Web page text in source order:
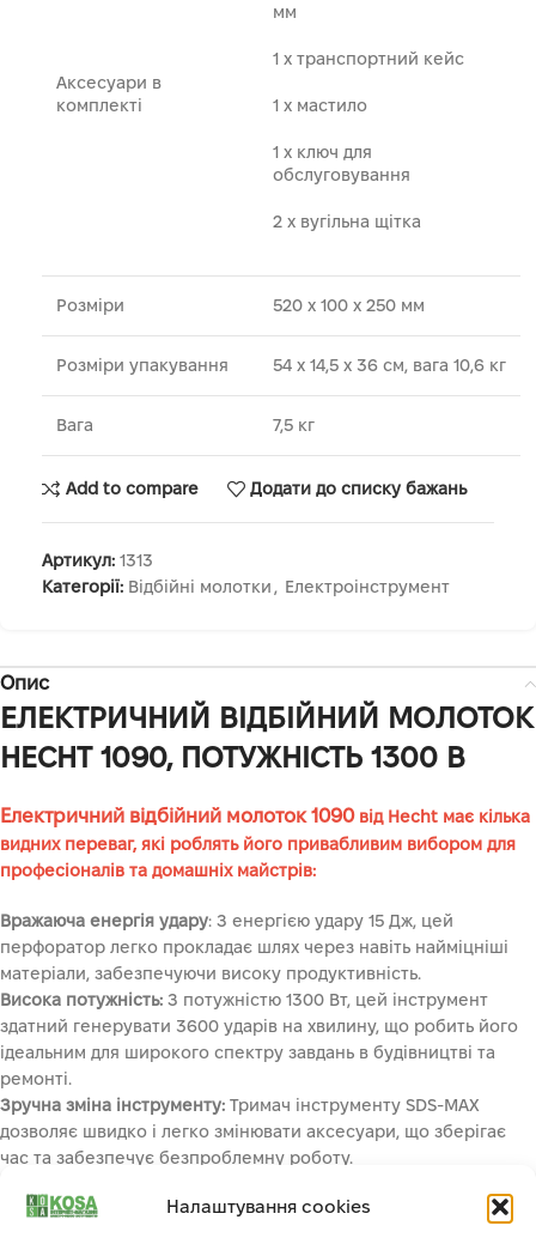
Налаштування cookies
Аксесуари в
комплекті
мм
1 х транспортний кейс
1 x мастило
1 x ключ для
обслуговування
2 x вугільна щітка
Розміри 520 х 100 х 250 мм
Розміри упакування 54 x 14,5 x 36 см, вага 10,6 кг
Вага 7,5 кг
Add to compare Додати до списку бажань
Артикул: 1313
Категорії: Відбійні молотки , Електроінструмент
Опис
ЕЛЕКТРИЧНИЙ ВІДБІЙНИЙ МОЛОТОК
HECHT 1090, ПОТУЖНІСТЬ 1300 В
Електричний відбійний молоток 1090від Hecht має кілька
видних переваг, які роблять його привабливим вибором для
професіоналів та домашніх майстрів:
Вражаюча енергія удару: З енергією удару 15 Дж, цей
перфоратор легко прокладає шлях через навіть найміцніші
матеріали, забезпечуючи високу продуктивність.
Висока потужність: З потужністю 1300 Вт, цей інструмент
здатний генерувати 3600 ударів на хвилину, що робить його
ідеальним для широкого спектру завдань в будівництві та
ремонті.
Зручна зміна інструменту: Тримач інструменту SDS-MAX
дозволяє швидко і легко змінювати аксесуари, що зберігає
час та забезпечує безпроблемну роботу.
плоске долото, мастило, сервісний ключ, дві вугільні щітки та